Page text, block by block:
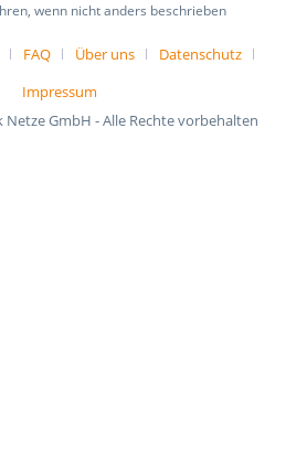
wenn nicht anders beschrieben
FAQ Über uns
Datenschutz
Impressum
GmbH - Alle Rechte vorbehalten